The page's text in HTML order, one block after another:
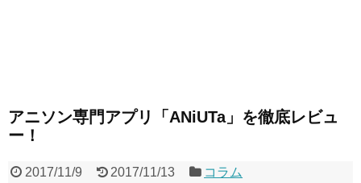
アニソン専門アプリ「ANiUTa」を徹底レビュ
ー！
2017/11/9 2017/11/13 コラム